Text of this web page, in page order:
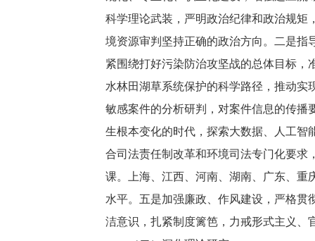
科学理论武装，严明政治纪律和政治规矩
境资源审判坚持正确的政治方向。二是指
紧围绕打好污染防治攻坚战的总体目标
水林田湖草系统保护的科学路径，推动
敏感案件的分析研判，对案件信息的传播
生根本变化的时代，探索大数据、人工智
合司法责任制改革和环境司法专门化要求
课。上海、江西、河南、湖南、广东、重
水平。五是加强廉政、作风建设，严格
洁意识，扎紧制度篱笆，力戒形式主义、